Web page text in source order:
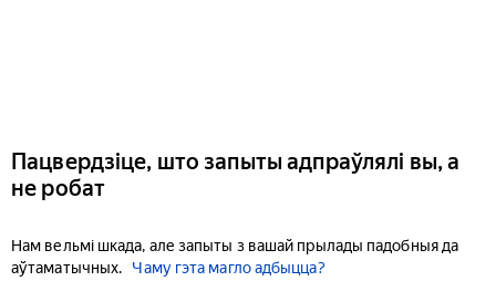
Пацвердзіце, што запыты адпраўлялі вы, а
не робат
Нам вельмі шкада, але запыты з вашай прылады падобныя да
аўтаматычных.
Чаму гэта магло адбыцца?